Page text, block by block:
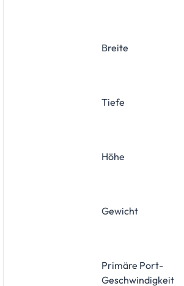
Breite
Tiefe
Höhe
Gewicht
Primäre Port-
Geschwindigkeit